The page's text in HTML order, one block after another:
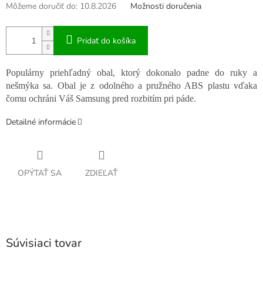
Môžeme doručiť do: 10.8.2026 Možnosti doručenia
Pridať do košíka
Populárny priehľadný obal, ktorý dokonalo padne do ruky a
nešmýka sa. Obal je z odolného a pružného ABS plastu vďaka
čomu ochráni Váš Samsung pred rozbitím pri páde.
Detailné informácie
OPÝTAŤ SA ZDIEĽAŤ
Súvisiaci tovar